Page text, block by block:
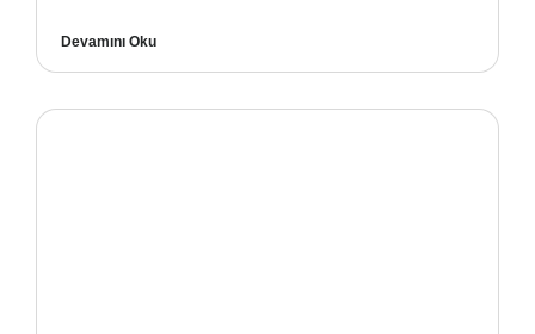
Devamını Oku